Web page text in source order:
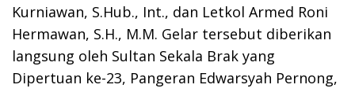
Kurniawan, S.Hub., Int., dan Letkol Armed Roni
Hermawan, S.H., M.M. Gelar tersebut diberikan
langsung oleh Sultan Sekala Brak yang
Dipertuan ke-23, Pangeran Edwarsyah Pernong,